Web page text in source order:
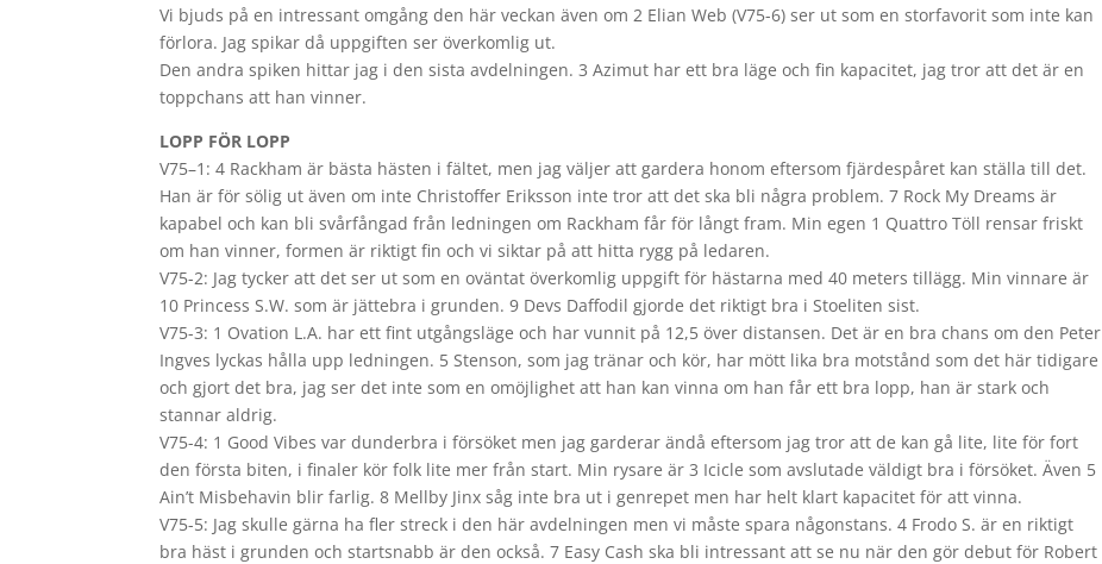
Vi bjuds på en intressant omgång den här veckan även om 2 Elian Web (V75-6) ser ut som en storfavorit som inte kan
förlora. Jag spikar då uppgiften ser överkomlig ut.
Den andra spiken hittar jag i den sista avdelningen. 3 Azimut har ett bra läge och fin kapacitet, jag tror att det är en
toppchans att han vinner.
LOPP FÖR LOPP
V75–1: 4 Rackham är bästa hästen i fältet, men jag väljer att gardera honom eftersom fjärdespåret kan ställa till det.
Han är för sölig ut även om inte Christoffer Eriksson inte tror att det ska bli några problem. 7 Rock My Dreams är
kapabel och kan bli svårfångad från ledningen om Rackham får för långt fram. Min egen 1 Quattro Töll rensar friskt
om han vinner, formen är riktigt fin och vi siktar på att hitta rygg på ledaren.
V75-2: Jag tycker att det ser ut som en oväntat överkomlig uppgift för hästarna med 40 meters tillägg. Min vinnare är
10 Princess S.W. som är jättebra i grunden. 9 Devs Daffodil gjorde det riktigt bra i Stoeliten sist.
V75-3: 1 Ovation L.A. har ett fint utgångsläge och har vunnit på 12,5 över distansen. Det är en bra chans om den Peter
Ingves lyckas hålla upp ledningen. 5 Stenson, som jag tränar och kör, har mött lika bra motstånd som det här tidigare
och gjort det bra, jag ser det inte som en omöjlighet att han kan vinna om han får ett bra lopp, han är stark och
stannar aldrig.
V75-4: 1 Good Vibes var dunderbra i försöket men jag garderar ändå eftersom jag tror att de kan gå lite, lite för fort
den första biten, i finaler kör folk lite mer från start. Min rysare är 3 Icicle som avslutade väldigt bra i försöket. Även 5
Ain’t Misbehavin blir farlig. 8 Mellby Jinx såg inte bra ut i genrepet men har helt klart kapacitet för att vinna.
V75-5: Jag skulle gärna ha fler streck i den här avdelningen men vi måste spara någonstans. 4 Frodo S. är en riktigt
bra häst i grunden och startsnabb är den också. 7 Easy Cash ska bli intressant att se nu när den gör debut för Robert